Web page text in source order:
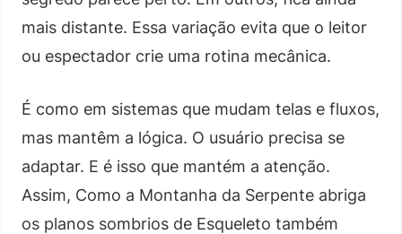
mais distante. Essa variação evita que o leitor
ou espectador crie uma rotina mecânica.
É como em sistemas que mudam telas e fluxos,
mas mantêm a lógica. O usuário precisa se
adaptar. E é isso que mantém a atenção.
Assim, Como a Montanha da Serpente abriga
os planos sombrios de Esqueleto também